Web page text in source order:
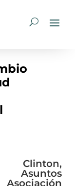
Clinton,